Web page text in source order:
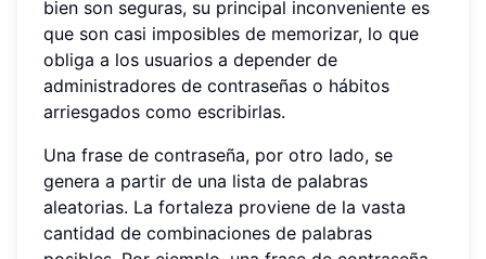
bien son seguras, su principal inconveniente es
que son casi imposibles de memorizar, lo que
obliga a los usuarios a depender de
administradores de contraseñas o hábitos
arriesgados como escribirlas.
Una frase de contraseña, por otro lado, se
genera a partir de una lista de palabras
aleatorias. La fortaleza proviene de la vasta
cantidad de combinaciones de palabras